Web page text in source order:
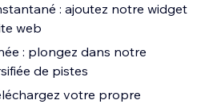
: ajoutez notre widget
web
: plongez dans notre
de pistes
votre propre